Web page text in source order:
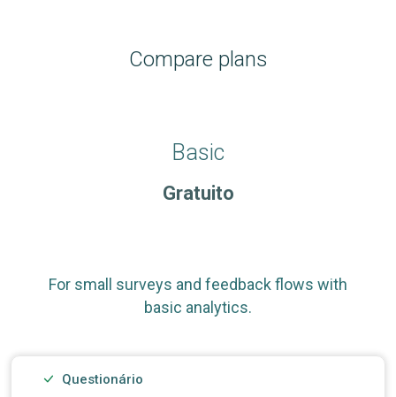
Compare plans
Basic
Gratuito
For small surveys and feedback flows with
basic analytics.
Questionário